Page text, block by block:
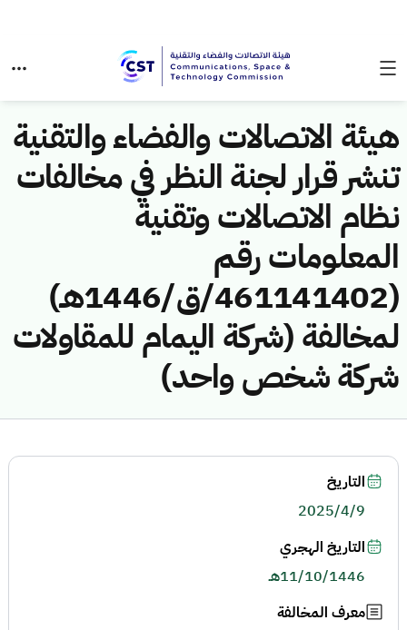
هيئة الاتصالات والفضاء والتقنية
تنشر قرار لجنة النظر في مخالفات
نظام الاتصالات وتقنية
المعلومات رقم
(461141402/ق/1446هـ)
لمخالفة (شركة اليمام للمقاولات
شركة شخص واحد)
التاريخ
2025/4/9
التاريخ الهجري
11/10/1446هـ
معرف المخالفة